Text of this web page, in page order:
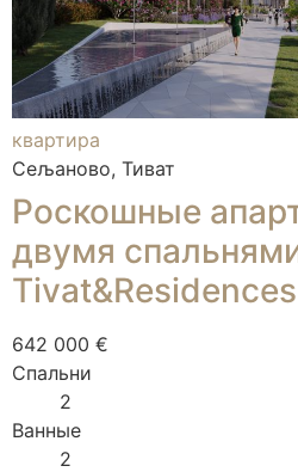
квартира
Сељаново, Тиват
Роскошные
двумя
642 000 €
Спальни
2
Ванные
2